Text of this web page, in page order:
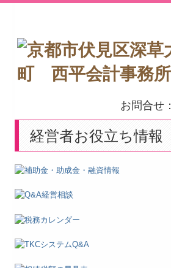
ホーム
事務所紹介
経営者お役立ち情報
お問い合わせ
個人情報保護方針
税務Q&A
お問合せ：
経営者お役立ち情報